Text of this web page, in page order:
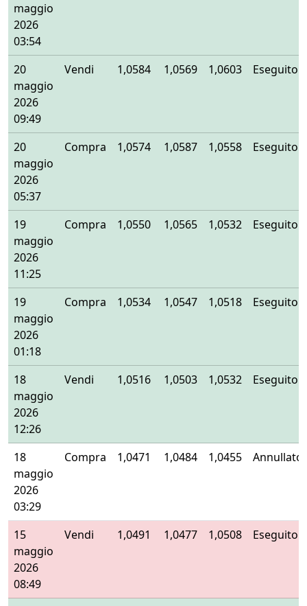
maggio
2026
03:54
20
maggio
2026
09:49
Vendi 1,0584 1,0569 1,0603 Eseguito
20
maggio
2026
05:37
Compra 1,0574 1,0587 1,0558 Eseguito
19
maggio
2026
11:25
Compra 1,0550 1,0565 1,0532 Eseguito
19
maggio
2026
01:18
Compra 1,0534 1,0547 1,0518 Eseguito
18
maggio
2026
12:26
Vendi 1,0516 1,0503 1,0532 Eseguito
18
maggio
2026
03:29
Compra 1,0471 1,0484 1,0455 Annullato
15
maggio
2026
08:49
Vendi 1,0491 1,0477 1,0508 Eseguito